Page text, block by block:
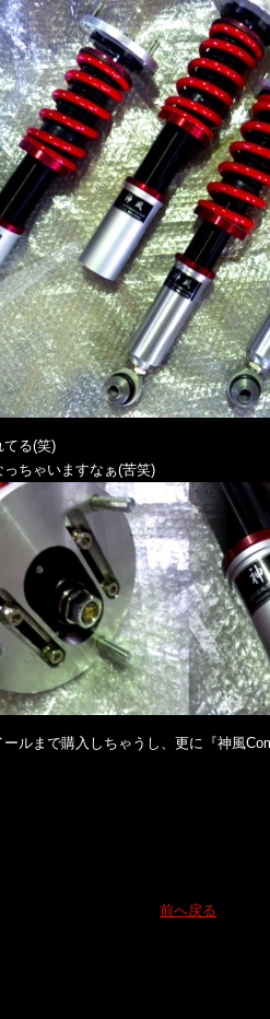
る(笑)
ちゃいますなぁ(苦笑)
ルまで購入しちゃうし、更に『神風
前へ戻る